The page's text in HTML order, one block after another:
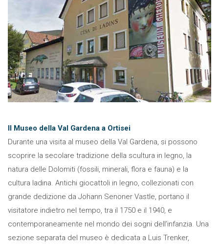
Il Museo della Val Gardena a Ortisei
Durante una visita al museo della Val Gardena, si possono
scoprire la secolare tradizione della scultura in legno, la
natura delle Dolomiti (fossili, minerali, flora e fauna) e la
cultura ladina. Antichi giocattoli in legno, collezionati con
grande dedizione da Johann Senoner Vastle, portano il
visitatore indietro nel tempo, tra il 1750 e il 1940, e
contemporaneamente nel mondo dei sogni dell’infanzia. Una
sezione separata del museo è dedicata a Luis Trenker,